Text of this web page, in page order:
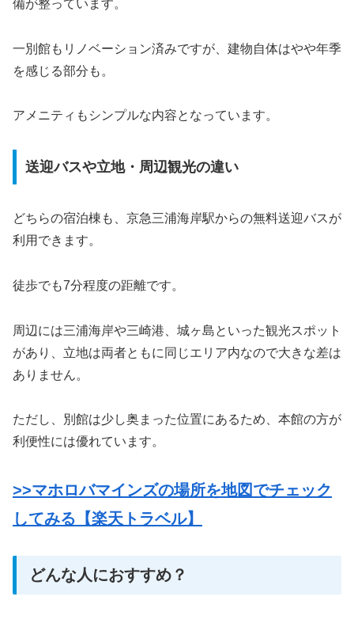
備が整っています。
一別館もリノベーション済みですが、建物自体はやや年季
を感じる部分も。
アメニティもシンプルな内容となっています。
送迎バスや立地・周辺観光の違い
どちらの宿泊棟も、京急三浦海岸駅からの無料送迎バスが
利用できます。
徒歩でも7分程度の距離です。
周辺には三浦海岸や三崎港、城ヶ島といった観光スポット
があり、立地は両者ともに同じエリア内なので大きな差は
ありません。
ただし、別館は少し奥まった位置にあるため、本館の方が
利便性には優れています。
>>マホロバマインズの場所を地図でチェック
してみる【楽天トラベル】
どんな人におすすめ？